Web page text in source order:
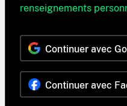
renseignements
Continuer avec
Continuer avec